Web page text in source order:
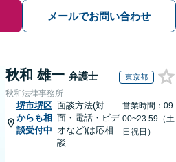
メールでお問い合わせ
秋和 雄一 弁護士 東京都
秋和法律事務所
堺市堺区
からも相
談受付中
面談方法(対
面・電話・ビデ
オなど)は応相
談
営業時間：09:
00~23:59（土
日祝日）